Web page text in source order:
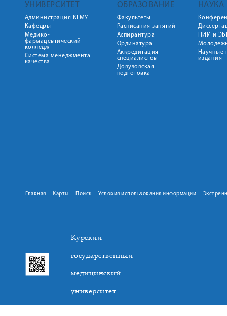
УНИВЕРСИТЕТ
Администрация КГМУ
Кафедры
Медико-
фармацевтический
колледж
Система менеджмента
качества
ОБРАЗОВАНИЕ
Факультеты
Расписания занятий
Аспирантура
Ординатура
Аккредитация
специалистов
Довузовская
подготовка
НАУКА
НИИ и
Научные
издания
Главная Карты Поиск Условия использования информации
Курский
государственный
медицинский
университет